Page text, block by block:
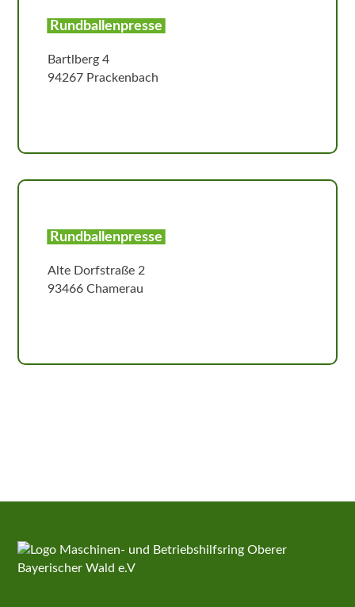
Rundballenpresse
Bartlberg 4
94267 Prackenbach
Rundballenpresse
Alte Dorfstraße 2
93466 Chamerau